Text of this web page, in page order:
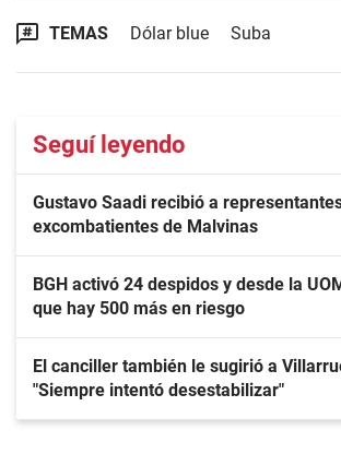
TEMAS Dólar blue Suba
Seguí leyendo
Gustavo Saadi recibió a
excombatientes de Malvinas
BGH activó 24 despidos y desde la
que hay 500 más en riesgo
El canciller también le sugirió a
"Siempre intentó desestabilizar"